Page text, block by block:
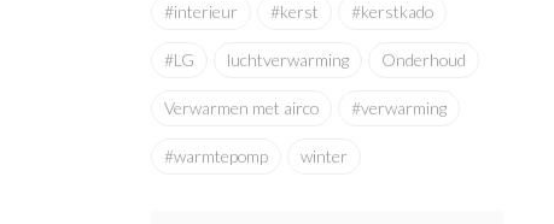
#interieur #kerst #kerstkado
#LG luchtverwarming Onderhoud
Verwarmen met airco #verwarming
#warmtepomp winter